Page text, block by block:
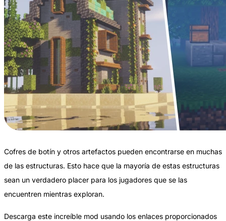
Cofres de botín y otros artefactos pueden encontrarse en muchas
de las estructuras. Esto hace que la mayoría de estas estructuras
sean un verdadero placer para los jugadores que se las
encuentren mientras exploran.
Descarga este increíble mod usando los enlaces proporcionados